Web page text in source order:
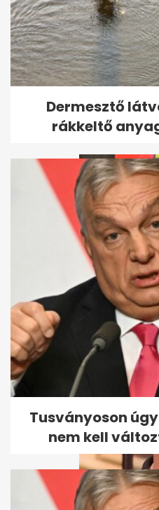
Hámori
elijeszteni
Erdei
Dermesztő
rákkeltő
Tusványoson
nem kell